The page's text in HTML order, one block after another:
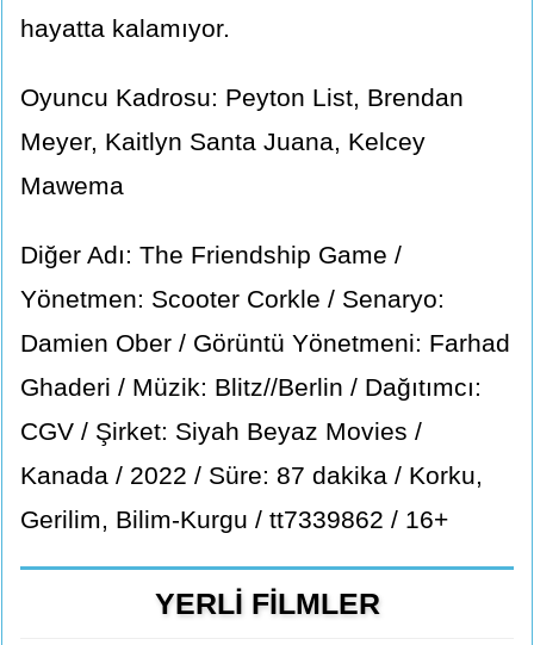
hayatta kalamıyor.
Oyuncu Kadrosu: Peyton List, Brendan
Meyer, Kaitlyn Santa Juana, Kelcey
Mawema
Diğer Adı: The Friendship Game /
Yönetmen: Scooter Corkle / Senaryo:
Damien Ober / Görüntü Yönetmeni: Farhad
Ghaderi / Müzik: Blitz//Berlin / Dağıtımcı:
CGV / Şirket: Siyah Beyaz Movies /
Kanada / 2022 / Süre: 87 dakika / Korku,
Gerilim, Bilim-Kurgu / tt7339862 / 16+
YERLİ FİLMLER